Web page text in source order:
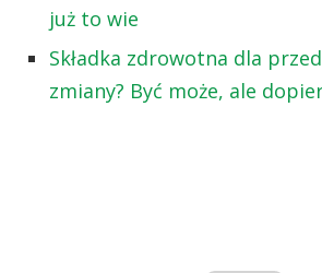
już to wie
Składka zdrowotna dla
zmiany? Być może, ale